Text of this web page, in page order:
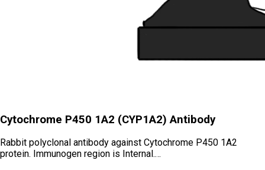
Cytochrome P450 1A2 (CYP1A2) Antibody
Rabbit polyclonal antibody against Cytochrome P450 1A2
protein. Immunogen region is Internal.…